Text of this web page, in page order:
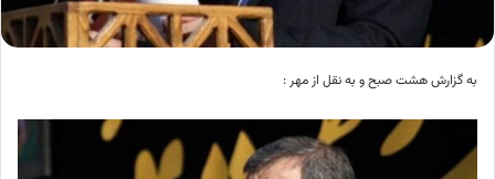
به گزارش هشت صبح و به نقل از مهر :